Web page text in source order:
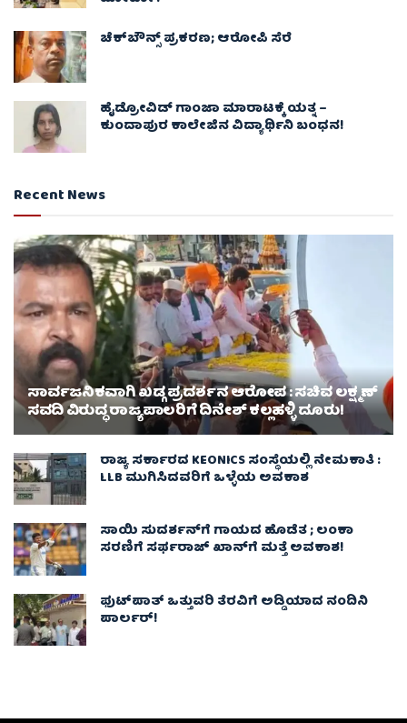
ಚೆಕ್​ಬೌನ್ಸ್​ ಪ್ರಕರಣ; ಆರೋಪಿ ಸೆರೆ
ಹೈಡ್ರೋವಿಡ್ ಗಾಂಜಾ ಮಾರಾಟಕ್ಕೆ ಯತ್ನ –
ಕುಂದಾಪುರ ಕಾಲೇಜಿನ ವಿದ್ಯಾರ್ಥಿನಿ ಬಂಧನ!
Recent News
ಸಾರ್ವಜನಿಕವಾಗಿ ಖಡ್ಗ ಪ್ರದರ್ಶನ ಆರೋಪ : ಸಚಿವ ಲಕ್ಷ್ಮಣ್‌
ಸವದಿ ವಿರುದ್ಧ ರಾಜ್ಯಪಾಲರಿಗೆ ದಿನೇಶ್‌ ಕಲ್ಲಹಳ್ಳಿ ದೂರು!
ರಾಜ್ಯ ಸರ್ಕಾರದ KEONICS ಸಂಸ್ಥೆಯಲ್ಲಿ ನೇಮಕಾತಿ :
LLB ಮುಗಿಸಿದವರಿಗೆ ಒಳ್ಳೆಯ ಅವಕಾಶ
ಸಾಯಿ ಸುದರ್ಶನ್‌ಗೆ ಗಾಯದ ಹೊಡೆತ ; ಲಂಕಾ
ಸರಣಿಗೆ ಸರ್ಫರಾಜ್ ಖಾನ್‌ಗೆ ಮತ್ತೆ ಅವಕಾಶ!
ಫುಟ್‌ಪಾತ್ ಒತ್ತುವರಿ ತೆರವಿಗೆ ಅಡ್ಡಿಯಾದ ನಂದಿನಿ
ಪಾರ್ಲರ್!